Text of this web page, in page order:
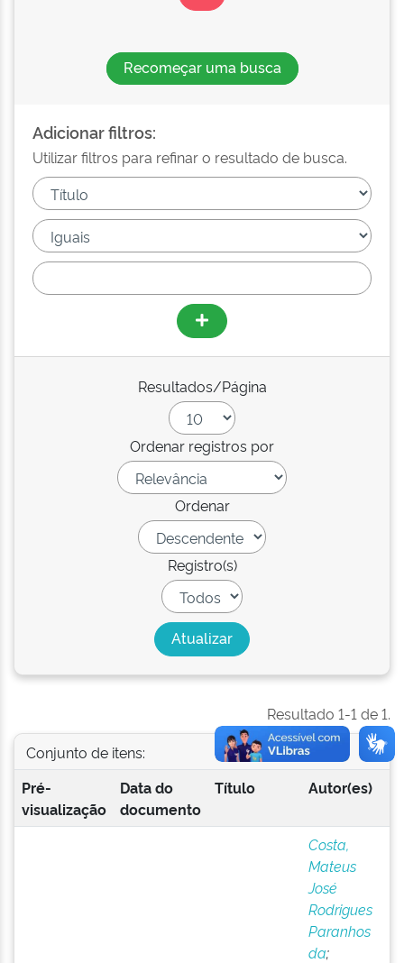
Recomeçar uma busca
Adicionar filtros:
Utilizar filtros para refinar o resultado de busca.
Resultados/Página
Ordenar registros por
Ordenar
Registro(s)
Resultado 1-1 de 1.
Conjunto de itens:
Pré-
visualização
Data do
documento
Título Autor(es)
Costa,
Mateus
José
Rodrigues
Paranhos
da;